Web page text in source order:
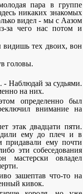
пара в группе
никаких знакомых
видел - мы с Аазом
за чего нас потом и
тех двоих, вон
головы.
- Наблюдай за судьями.
на них.
определенно был
внимание на
этак двадцати пяти.
ему до плеч и в
придавали ему почти
эти собеседования
овладел
зашептав что-то на
кивок.